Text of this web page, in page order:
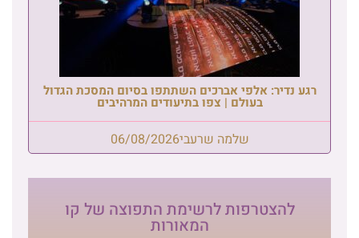
רגע נדיר: אלפי אברכים השתתפו בסיום המסכת הגדול
בעולם | צפו בתיעודים המרהיבים
שלמה שרעבי06/08/2026
להצטרפות לרשימת התפוצה של קו
המאורות